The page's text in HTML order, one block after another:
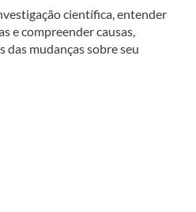
científica, entender
e compreender causas,
mudanças sobre seu